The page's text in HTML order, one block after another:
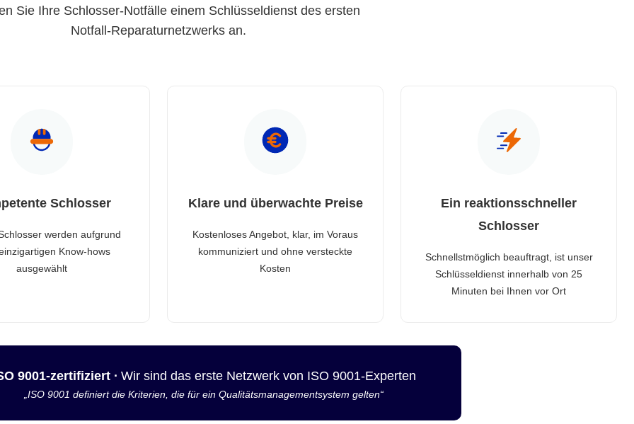
Sie Ihre Schlosser-Notfälle einem Schlüsseldienst des ersten
Notfall-Reparaturnetzwerks an.
Schlosser
werden aufgrund
Know-hows
ausgewählt
Klare und überwachte Preise
Kostenloses Angebot, klar, im Voraus
kommuniziert und ohne versteckte
Kosten
Ein reaktionsschneller
Schlosser
Schnellstmöglich beauftragt, ist unser
Schlüsseldienst innerhalb von 25
Minuten bei Ihnen vor Ort
9001-zertifiziert · Wir sind das erste Netzwerk von ISO 9001-Experten
„ISO 9001 definiert die Kriterien, die für ein Qualitätsmanagementsystem gelten“